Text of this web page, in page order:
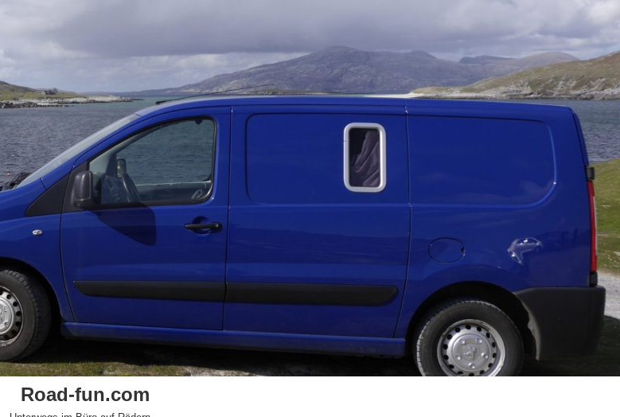
Road-fun.com